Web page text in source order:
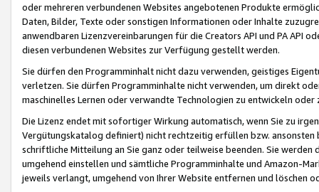
oder mehreren verbundenen Websites angebotenen Produkte
Daten, Bilder, Texte oder sonstigen Informationen oder Inhalte
anwendbaren Lizenzvereinbarungen für die Creators API und PA API
diesen verbundenen Websites zur Verfügung gestellt werden.
Sie dürfen den Programminhalt nicht dazu verwenden, geistiges
verletzen. Sie dürfen Programminhalte nicht verwenden, um direkt
maschinelles Lernen oder verwandte Technologien zu entwickeln
Die Lizenz endet mit sofortiger Wirkung automatisch, wenn Sie zu
Vergütungskatalog definiert) nicht rechtzeitig erfüllen bzw. ansonsten
schriftliche Mitteilung an Sie ganz oder teilweise beenden. Sie werden
umgehend einstellen und sämtliche Programminhalte und Amazon-
jeweils verlangt, umgehend von Ihrer Website entfernen und löschen